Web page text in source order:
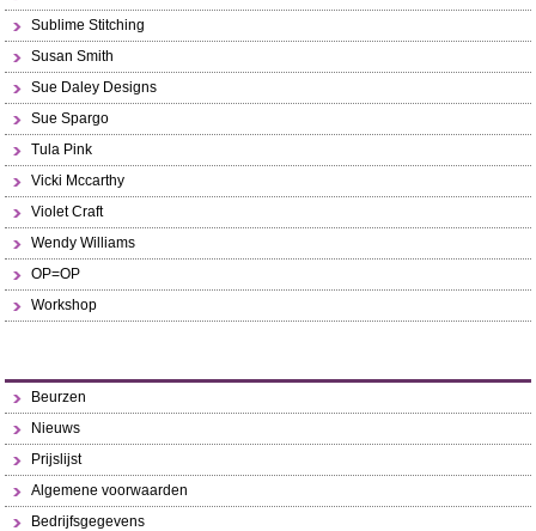
Sublime Stitching
Susan Smith
Sue Daley Designs
Sue Spargo
Tula Pink
Vicki Mccarthy
Violet Craft
Wendy Williams
OP=OP
Workshop
Beurzen
Nieuws
Prijslijst
Algemene voorwaarden
Bedrijfsgegevens